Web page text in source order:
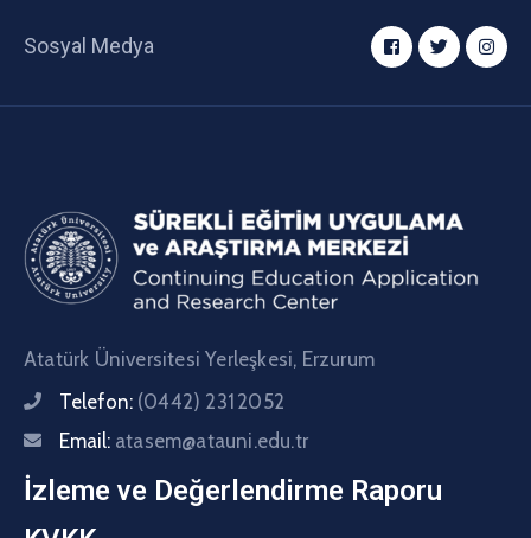
Sosyal Medya
Atatürk Üniversitesi Yerleşkesi, Erzurum
Telefon: (0442) 231 2052
Email: atasem@atauni.edu.tr
İzleme ve Değerlendirme Raporu